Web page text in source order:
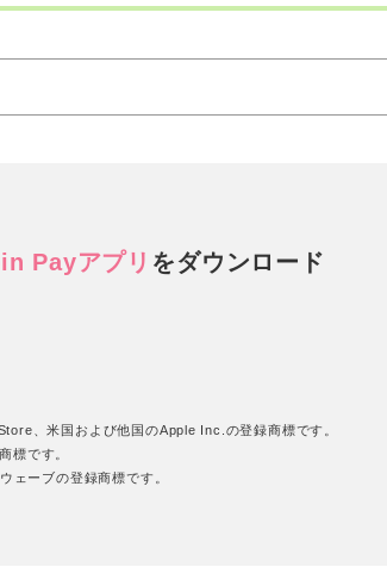
Payアプリ をダウンロード
、米国および他国のApple Inc.の登録商標です。
標です。
ェーブの登録商標です。